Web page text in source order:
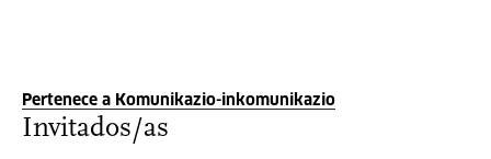
Pertenece a Komunikazio-inkomunikazio
Invitados/as